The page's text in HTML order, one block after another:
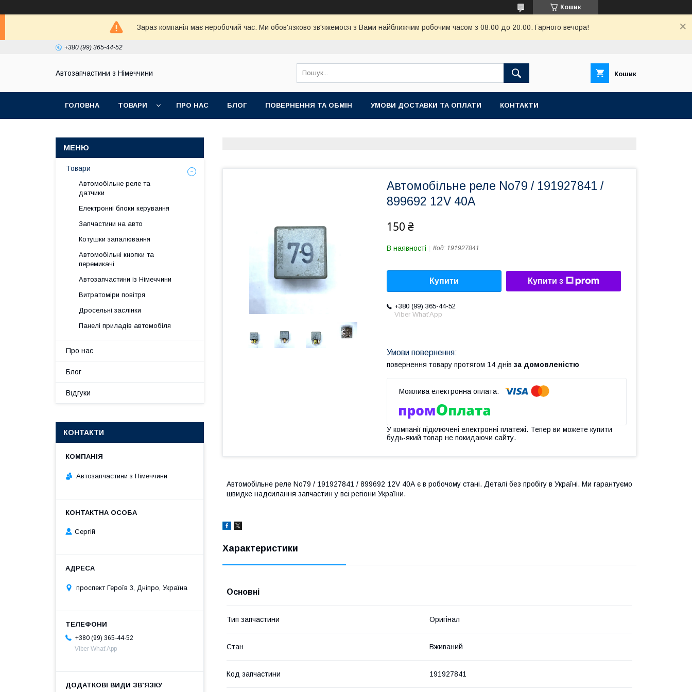
Кошик
Зараз компанія має неробочий час. Ми обов'язково зв'яжемося з Вами найближчим робочим часом з 08:00 до 20:00. Гарного вечора!
+380 (99) 365-44-52
Автозапчастини з Німеччини Кошик
ГОЛОВНА ТОВАРИ ПРО НАС БЛОГ ПОВЕРНЕННЯ ТА ОБМІН УМОВИ ДОСТАВКИ ТА ОПЛАТИ КОНТАКТИ
Автомобільне реле No79 / 191927841 /
899692 12V 40A
150 ₴
В наявності Код: 191927841
Купити Купити з
+380 (99) 365-44-52
Viber What’App
повернення товару протягом 14 днів за домовленістю
У компанії підключені електронні платежі. Тепер ви можете купити
будь-який товар не покидаючи сайту.
Автомобільне реле No79 / 191927841 / 899692 12V 40A є в робочому стані. Деталі без пробігу в Україні. Ми гарантуємо
швидке надсилання запчастин у всі регіони України.
Характеристики
Основні
Тип запчастини Оригінал
Стан Вживаний
Код запчастини 191927841
Товари
Автомобільне реле та
датчики
Електронні блоки керування
Запчастини на авто
Котушки запалювання
Автомобільні кнопки та
перемикачі
Автозапчастини із Німеччини
Витратоміри повітря
Дросельні заслінки
Панелі приладів автомобіля
Про нас
Блог
Відгуки
КОНТАКТИ
Автозапчастини з Німеччини
Сергій
проспект Героїв 3, Дніпро, Україна
+380 (99) 365-44-52
Viber What’App